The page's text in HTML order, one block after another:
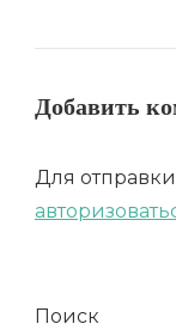
Добавить
Для
Поиск